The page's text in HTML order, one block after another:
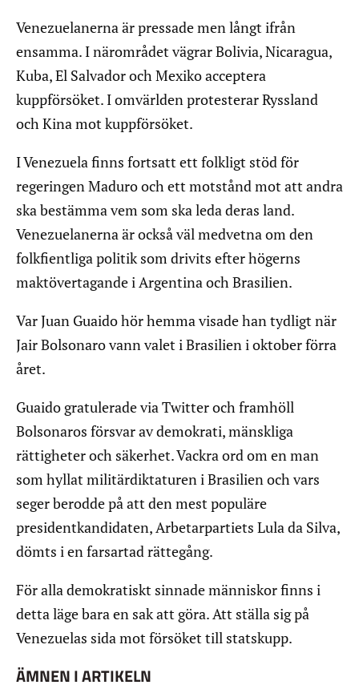
Venezuelanerna är pressade men långt ifrån
ensamma. I närområdet vägrar Bolivia, Nicaragua,
Kuba, El Salvador och Mexiko acceptera
kuppförsöket. I omvärlden protesterar Ryssland
och Kina mot kuppförsöket.
I Venezuela finns fortsatt ett folkligt stöd för
regeringen Maduro och ett motstånd mot att andra
ska bestämma vem som ska leda deras land.
Venezuelanerna är också väl medvetna om den
folkfientliga politik som drivits efter högerns
maktövertagande i Argentina och Brasilien.
Var Juan Guaido hör hemma visade han tydligt när
Jair Bolsonaro vann valet i Brasilien i oktober förra
året.
Guaido gratulerade via Twitter och framhöll
Bolsonaros försvar av demokrati, mänskliga
rättigheter och säkerhet. Vackra ord om en man
som hyllat militärdiktaturen i Brasilien och vars
seger berodde på att den mest populäre
presidentkandidaten, Arbetarpartiets Lula da Silva,
dömts i en farsartad rättegång.
För alla demokratiskt sinnade människor finns i
detta läge bara en sak att göra. Att ställa sig på
Venezuelas sida mot försöket till statskupp.
ÄMNEN I ARTIKELN